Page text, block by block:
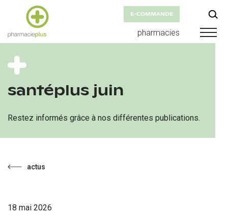
E-COMMANDE
pharmacies
santéplus juin
Restez informés grâce à nos différentes publications.
actus
18 mai 2026